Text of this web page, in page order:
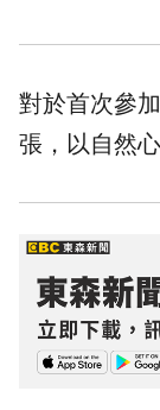
對於首次參
張，以自然